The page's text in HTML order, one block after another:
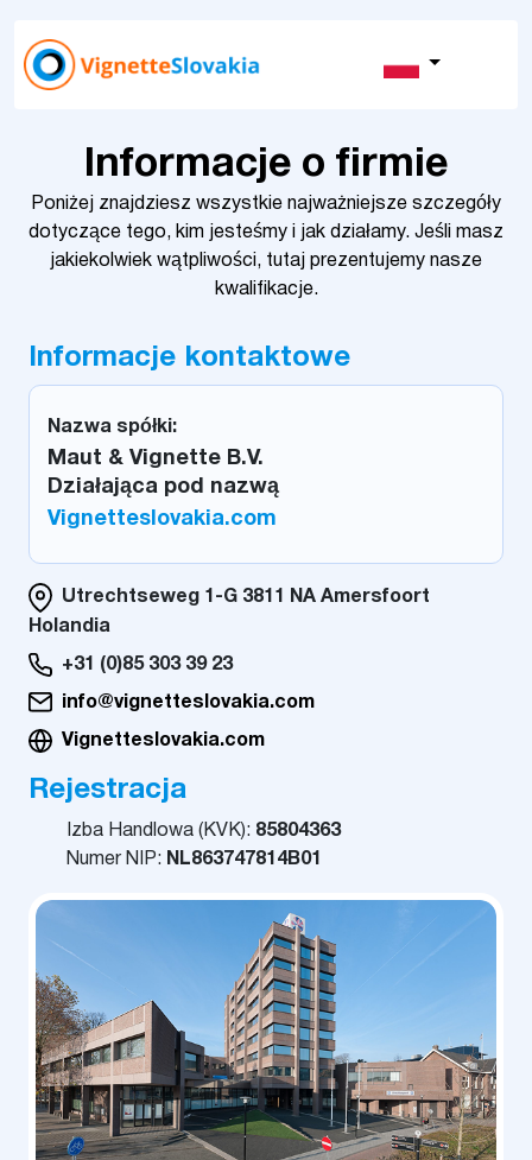
Informacje o firmie
Poniżej znajdziesz wszystkie najważniejsze szczegóły
dotyczące tego, kim jesteśmy i jak działamy. Jeśli masz
jakiekolwiek wątpliwości, tutaj prezentujemy nasze
kwalifikacje.
Informacje kontaktowe
Nazwa spółki:
Maut & Vignette B.V.
Działająca pod nazwą
Vignetteslovakia.com
Utrechtseweg 1-G 3811 NA Amersfoort
Holandia
+31 (0)85 303 39 23
info@vignetteslovakia.com
Vignetteslovakia.com
Rejestracja
Izba Handlowa (KVK): 85804363
Numer NIP: NL863747814B01